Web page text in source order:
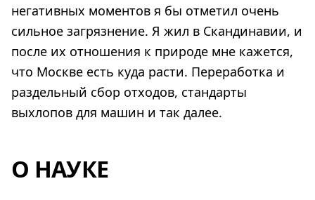
негативных моментов я бы отметил очень
сильное загрязнение. Я жил в Скандинавии, и
после их отношения к природе мне кажется,
что Москве есть куда расти. Переработка и
раздельный сбор отходов, стандарты
выхлопов для машин и так далее.
О НАУКЕ